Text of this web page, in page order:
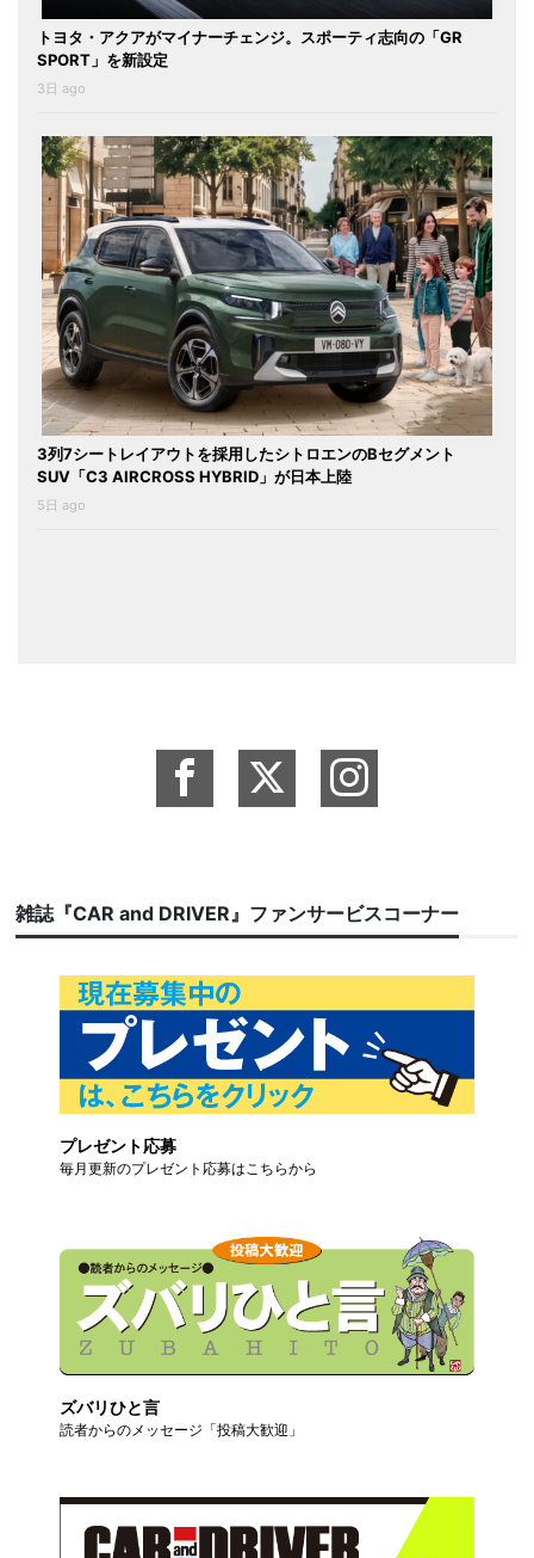
トヨタ・アクアがマイナーチェンジ。スポーティ志向の「GR
SPORT」を新設定
3日 ago
3列7シートレイアウトを採用したシトロエンのBセグメント
SUV「C3 AIRCROSS HYBRID」が日本上陸
5日 ago
雑誌『CAR and DRIVER』ファンサービスコーナー
プレゼント応募
毎月更新のプレゼント応募はこちらから
ズバリひと言
読者からのメッセージ「投稿大歓迎」